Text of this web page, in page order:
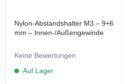
Nylon-Abstandshalter M3 – 9+6
mm – Innen-/Außengewinde
Keine Bewertungen
Auf Lager